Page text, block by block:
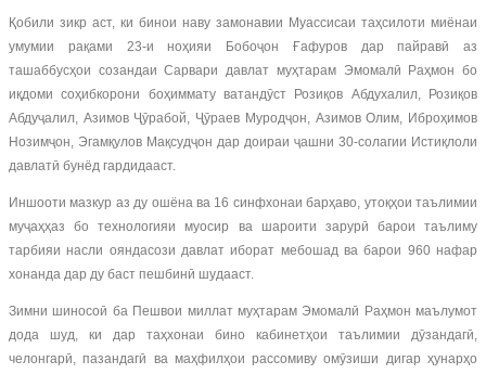
Қобили зикр аст, ки бинои наву замонавии Муассисаи таҳсилоти миёнаи
умумии рақами 23-и ноҳияи Бобоҷон Ғафуров дар пайравӣ аз
ташаббусҳои созандаи Сарвари давлат муҳтарам Эмомалӣ Раҳмон бо
иқдоми соҳибкорони боҳиммату ватандӯст Розиқов Абдухалил, Розиқов
Абдуҷалил, Азимов Ҷӯрабой, Ҷӯраев Муродҷон, Азимов Олим, Иброҳимов
Нозимҷон, Эгамқулов Мақсудҷон дар доираи ҷашни 30-солагии Истиқлоли
давлатӣ бунёд гардидааст.
Иншооти мазкур аз ду ошёна ва 16 синфхонаи барҳаво, утоқҳои таълимии
муҷаҳҳаз бо технологияи муосир ва шароити зарурӣ барои таълиму
тарбияи насли ояндасози давлат иборат мебошад ва барои 960 нафар
хонанда дар ду баст пешбинӣ шудааст.
Зимни шиносоӣ ба Пешвои миллат муҳтарам Эмомалӣ Раҳмон маълумот
дода шуд, ки дар таҳхонаи бино кабинетҳои таълимии дӯзандагӣ,
челонгарӣ, пазандагӣ ва маҳфилҳои рассомиву омӯзиши дигар ҳунарҳо